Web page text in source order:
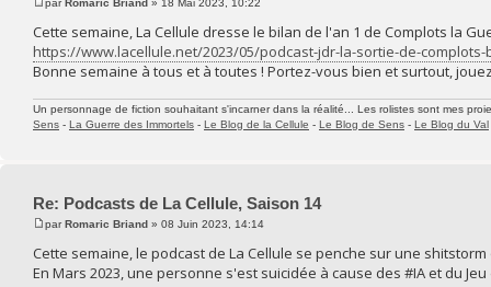
Cette semaine, La Cellule dresse le bilan de l'an 1 de Complots la
https://www.lacellule.net/2023/05/podcast-jdr-la-sortie-de-complots-
Bonne semaine à tous et à toutes ! Portez-vous bien et surtout,
Un personnage de fiction souhaitant s'incarner dans la réalité... Les rolistes sont mes
Sens - La Guerre des Immortels - Le Blog de la Cellule - Le Blog de Sens - Le Blog du Val
Re: Podcasts de La Cellule, Saison 14
parRomaric Briand » 08 Juin 2023, 14:14
Cette semaine, le podcast de La Cellule se penche sur une
En Mars 2023, une personne s'est suicidée à cause des #IA et du Jeu